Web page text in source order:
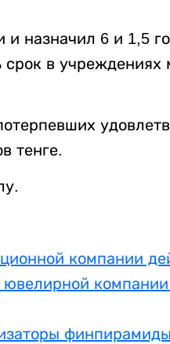
назначил 6 и 1,5
срок в
тенге.
компании
компании